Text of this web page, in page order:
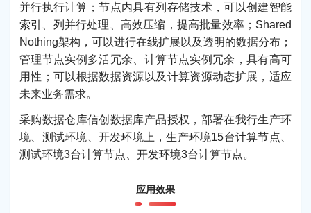
并行执行计算；节点内具有列存储技术，可以创建智能
索引、列并行处理、高效压缩，提高批量效率；Shared
Nothing架构，可以进行在线扩展以及透明的数据分布；
管理节点实例多活冗余、计算节点实例冗余，具有高可
用性；可以根据数据资源以及计算资源动态扩展，适应
未来业务需求。
采购数据仓库信创数据库产品授权，部署在我行生产环
境、测试环境、开发环境上，生产环境15台计算节点、
测试环境3台计算节点、开发环境3台计算节点。
应用效果